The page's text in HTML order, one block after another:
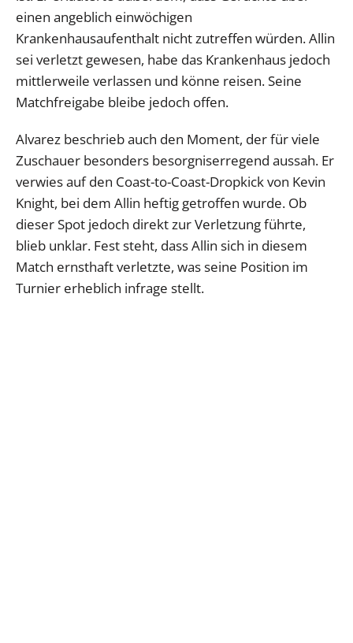
einen angeblich einwöchigen
Krankenhausaufenthalt nicht zutreffen würden. Allin
sei verletzt gewesen, habe das Krankenhaus jedoch
mittlerweile verlassen und könne reisen. Seine
Matchfreigabe bleibe jedoch offen.
Alvarez beschrieb auch den Moment, der für viele
Zuschauer besonders besorgniserregend aussah. Er
verwies auf den Coast-to-Coast-Dropkick von Kevin
Knight, bei dem Allin heftig getroffen wurde. Ob
dieser Spot jedoch direkt zur Verletzung führte,
blieb unklar. Fest steht, dass Allin sich in diesem
Match ernsthaft verletzte, was seine Position im
Turnier erheblich infrage stellt.